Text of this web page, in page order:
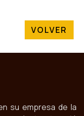
VOLVER
su empresa de la